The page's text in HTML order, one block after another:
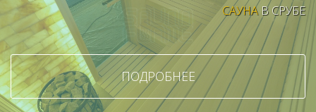
САУНАВ СРУБЕ
ПОДРОБНЕЕ